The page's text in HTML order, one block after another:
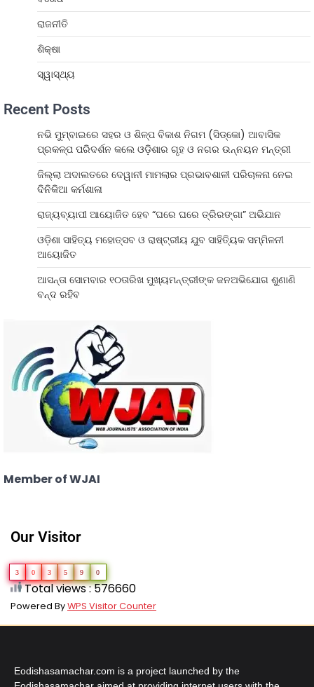
ରାଜନୀତି
ଶିକ୍ଷା
ସ୍ୱାସ୍ଥ୍ୟ
Recent Posts
ନଭି ମୁମ୍ବାଇରେ ସହର ଓ ଶିଳ୍ପ ବିକାଶ ନିଗମ (ସିଡ୍‌କୋ) ଆବାସିକ
ପ୍ରକଳ୍ପ ପରିଦର୍ଶନ କଲେ ଓଡ଼ିଶାର ଗୃହ ଓ ନଗର ଉନ୍ନୟନ ମନ୍ତ୍ରୀ
ଜିଲ୍ଲା ଅଦାଲତରେ ଦେୱାନୀ ମାମଲାର ପ୍ରଭାବଶାଳୀ ପରିଚାଳନା ନେଇ
ଦିନିକିଆ କର୍ମଶାଳା
ରାଜ୍ୟବ୍ୟାପୀ ଆୟୋଜିତ ହେବ “ଘରେ ଘରେ ତ୍ରିରଙ୍ଗା” ଅଭିଯାନ
ଓଡ଼ିଶା ସାହିତ୍ୟ ମହୋତ୍ସବ ଓ ରାଷ୍ଟ୍ରୀୟ ଯୁବ ସାହିତ୍ୟିକ ସମ୍ମିଳନୀ
ଆୟୋଜିତ
ଆସନ୍ତା ସୋମବାର ୧୦ତାରିଖ ମୁଖ୍ୟମନ୍ତ୍ରୀଙ୍କ ଜନଅଭିଯୋଗ ଶୁଣାଣି
ବନ୍ଦ ରହିବ
Member of WJAI
Our Visitor
3 0 3 5 9 0
Total views : 576660
Powered ByWPS Visitor Counter
Eodishasamachar.com is a project launched by the